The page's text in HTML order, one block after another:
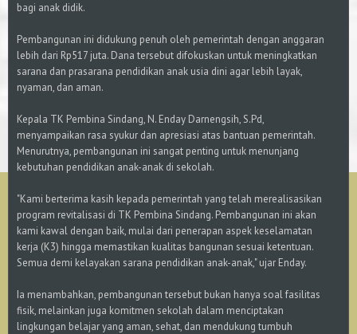
bagi anak didik.
Pembangunan ini didukung penuh oleh pemerintah dengan anggaran
lebih dari Rp517 juta. Dana tersebut difokuskan untuk meningkatkan
sarana dan prasarana pendidikan anak usia dini agar lebih layak,
nyaman, dan aman.
Kepala TK Pembina Sindang, N. Enday Darnengsih, S.Pd,
menyampaikan rasa syukur dan apresiasi atas bantuan pemerintah.
Menurutnya, pembangunan ini sangat penting untuk menunjang
kebutuhan pendidikan anak-anak di sekolah.
"Kami berterima kasih kepada pemerintah yang telah merealisasikan
program revitalisasi di TK Pembina Sindang. Pembangunan ini akan
kami kawal dengan baik, mulai dari penerapan aspek keselamatan
kerja (K3) hingga memastikan kualitas bangunan sesuai ketentuan.
Semua demi kelayakan sarana pendidikan anak-anak," ujar Enday.
Ia menambahkan, pembangunan tersebut bukan hanya soal fasilitas
fisik, melainkan juga komitmen sekolah dalam menciptakan
lingkungan belajar yang aman, sehat, dan mendukung tumbuh